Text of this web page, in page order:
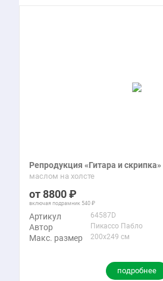
Репродукция «Гитара и скрипка»
маслом на холсте
8800
включая подрамник 540
Артикул 64587D
Автор Пикассо Пабло
Макс. размер 200x249 см
подробнее